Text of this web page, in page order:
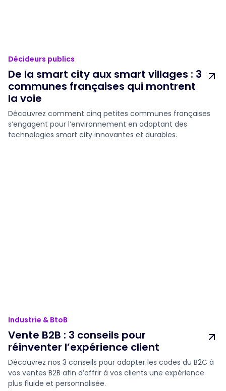
Décideurs publics
De la smart city aux smart villages : 3
communes françaises qui montrent
la voie
Découvrez comment cinq petites communes françaises
s’engagent pour l’environnement en adoptant des
technologies smart city innovantes et durables.
Industrie & BtoB
Vente B2B : 3 conseils pour
réinventer l’expérience client
Découvrez nos 3 conseils pour adapter les codes du B2C à
vos ventes B2B afin d’offrir à vos clients une expérience
plus fluide et personnalisée.